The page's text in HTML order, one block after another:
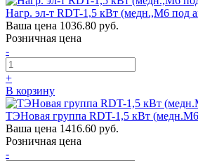
Нагр. эл-т RDT-1,5 кВт (медн.,М6 под
Ваша цена 1036.80 руб.
Розничная цена
-
+
В корзину
ТЭНовая группа RDT-1,5 кВт
Ваша цена 1416.60 руб.
Розничная цена
-